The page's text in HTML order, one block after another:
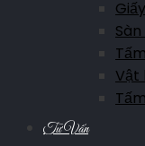
Vật
Tư Vấn